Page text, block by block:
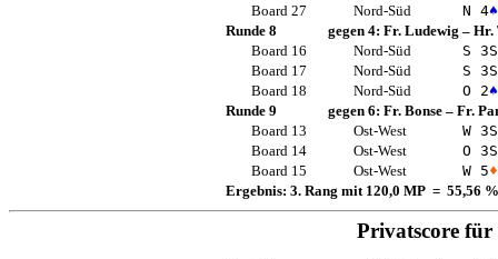
Board 27
Nord-Süd N 4♠
Runde 8
gegen 4: Fr. Ludewig – Hr.
Board 16
Nord-Süd S 3
Board 17
Nord-Süd S 3
Board 18
Nord-Süd O 2♠
Runde 9
gegen 6: Fr. Bonse – Fr.
Board 13
Ost-West W 3
Board 14
Ost-West O 3
Board 15
Ost-West W 5♦
Ergebnis: 3. Rang mit 120,0 MP = 55,56 %
Privatscore für